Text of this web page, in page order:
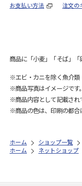
お支払い方法 注文の
商品に「小麦」「そば」
※エビ・カニを除く魚介類
※商品写真はイメージです。
※商品内容として記載され
※商品の色は、印刷の都合
ホーム ショップ一覧
ホーム
ネットショップ